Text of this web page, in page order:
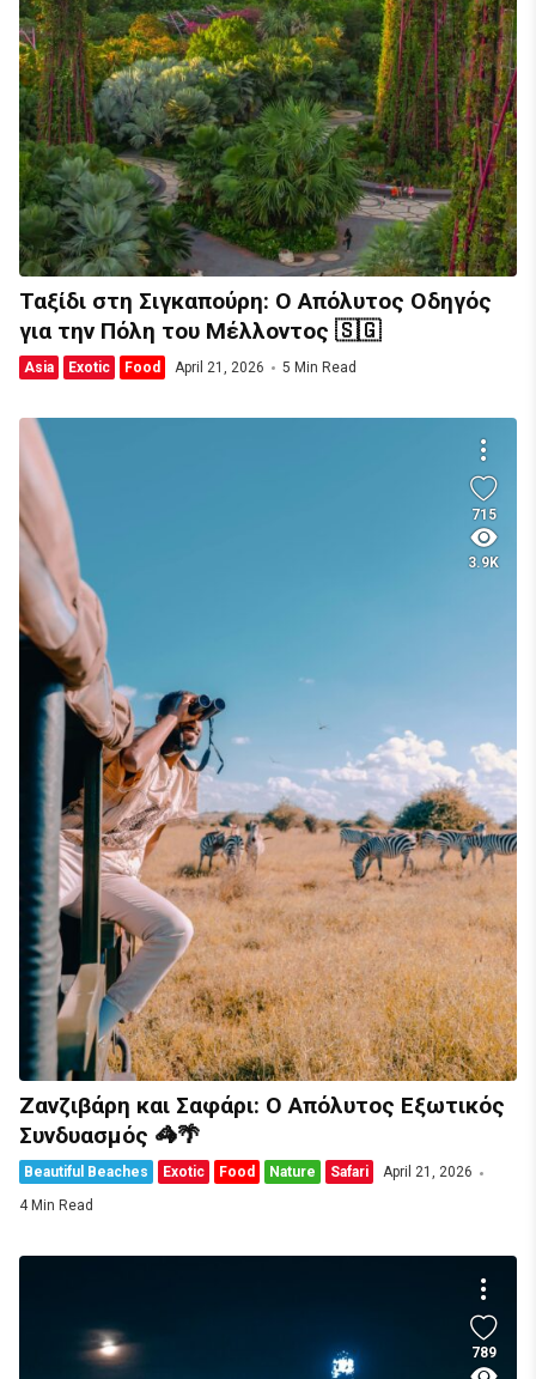
Ταξίδι στη Σιγκαπούρη: Ο Απόλυτος Οδηγός
για την Πόλη του Μέλλοντος 🇸🇬
Asia Exotic Food April 21, 2026 5 Min Read
715
3.9K
Ζανζιβάρη και Σαφάρι: Ο Απόλυτος Εξωτικός
Συνδυασμός 🦓🌴
Beautiful Beaches Exotic Food Nature Safari
April 21, 2026
4 Min Read
789